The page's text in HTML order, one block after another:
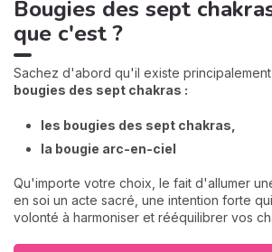
Bougies des sept
que c'est ?
Sachez d'abord qu'il existe
bougies des sept chakras :
les bougies des sept chakras,
la bougie arc-en-ciel
Qu'importe votre choix, le fait d'allumer
en soi un acte sacré, une intention forte
volonté à harmoniser et rééquilibrer vos